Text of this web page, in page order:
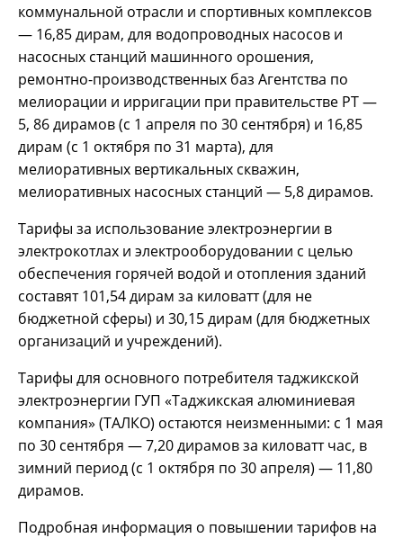
коммунальной отрасли и спортивных комплексов
— 16,85 дирам, для водопроводных насосов и
насосных станций машинного орошения,
ремонтно-производственных баз Агентства по
мелиорации и ирригации при правительстве РТ —
5, 86 дирамов (с 1 апреля по 30 сентября) и 16,85
дирам (с 1 октября по 31 марта), для
мелиоративных вертикальных скважин,
мелиоративных насосных станций — 5,8 дирамов.
Тарифы за использование электроэнергии в
электрокотлах и электрооборудовании с целью
обеспечения горячей водой и отопления зданий
составят 101,54 дирам за киловатт (для не
бюджетной сферы) и 30,15 дирам (для бюджетных
организаций и учреждений).
Тарифы для основного потребителя таджикской
электроэнергии ГУП «Таджикская алюминиевая
компания» (ТАЛКО) остаются неизменными: с 1 мая
по 30 сентября — 7,20 дирамов за киловатт час, в
зимний период (с 1 октября по 30 апреля) — 11,80
дирамов.
Подробная информация о повышении тарифов на